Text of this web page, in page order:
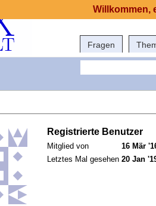
Fragen
Registrierte Benutzer
Mitglied von
16 Mär
Letztes Mal gesehen 20 Jan
Willkommen,